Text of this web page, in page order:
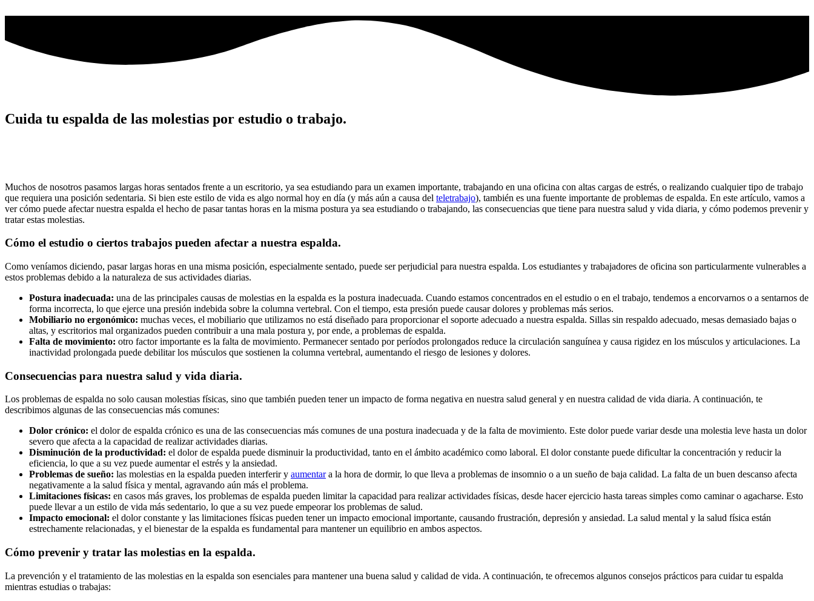
Cuida tu espalda de las molestias por estudio o trabajo.
Muchos de nosotros pasamos largas horas sentados frente a un escritorio, ya sea estudiando para un examen importante, trabajando en una oficina con altas cargas de estrés, o realizando cualquier tipo de trabajo
que requiera una posición sedentaria. Si bien este estilo de vida es algo normal hoy en día (y más aún a causa del teletrabajo), también es una fuente importante de problemas de espalda. En este artículo, vamos a
ver cómo puede afectar nuestra espalda el hecho de pasar tantas horas en la misma postura ya sea estudiando o trabajando, las consecuencias que tiene para nuestra salud y vida diaria, y cómo podemos prevenir y
tratar estas molestias.
Cómo el estudio o ciertos trabajos pueden afectar a nuestra espalda.
Como veníamos diciendo, pasar largas horas en una misma posición, especialmente sentado, puede ser perjudicial para nuestra espalda. Los estudiantes y trabajadores de oficina son particularmente vulnerables a
estos problemas debido a la naturaleza de sus actividades diarias.
Postura inadecuada: una de las principales causas de molestias en la espalda es la postura inadecuada. Cuando estamos concentrados en el estudio o en el trabajo, tendemos a encorvarnos o a sentarnos de
forma incorrecta, lo que ejerce una presión indebida sobre la columna vertebral. Con el tiempo, esta presión puede causar dolores y problemas más serios.
Mobiliario no ergonómico: muchas veces, el mobiliario que utilizamos no está diseñado para proporcionar el soporte adecuado a nuestra espalda. Sillas sin respaldo adecuado, mesas demasiado bajas o
altas, y escritorios mal organizados pueden contribuir a una mala postura y, por ende, a problemas de espalda.
Falta de movimiento: otro factor importante es la falta de movimiento. Permanecer sentado por períodos prolongados reduce la circulación sanguínea y causa rigidez en los músculos y articulaciones. La
inactividad prolongada puede debilitar los músculos que sostienen la columna vertebral, aumentando el riesgo de lesiones y dolores.
Consecuencias para nuestra salud y vida diaria.
Los problemas de espalda no solo causan molestias físicas, sino que también pueden tener un impacto de forma negativa en nuestra salud general y en nuestra calidad de vida diaria. A continuación, te
describimos algunas de las consecuencias más comunes:
Dolor crónico: el dolor de espalda crónico es una de las consecuencias más comunes de una postura inadecuada y de la falta de movimiento. Este dolor puede variar desde una molestia leve hasta un dolor
severo que afecta a la capacidad de realizar actividades diarias.
Disminución de la productividad: el dolor de espalda puede disminuir la productividad, tanto en el ámbito académico como laboral. El dolor constante puede dificultar la concentración y reducir la
eficiencia, lo que a su vez puede aumentar el estrés y la ansiedad.
Problemas de sueño: las molestias en la espalda pueden interferir y aumentara la hora de dormir, lo que lleva a problemas de insomnio o a un sueño de baja calidad. La falta de un buen descanso afecta
negativamente a la salud física y mental, agravando aún más el problema.
Limitaciones físicas: en casos más graves, los problemas de espalda pueden limitar la capacidad para realizar actividades físicas, desde hacer ejercicio hasta tareas simples como caminar o agacharse. Esto
puede llevar a un estilo de vida más sedentario, lo que a su vez puede empeorar los problemas de salud.
Impacto emocional: el dolor constante y las limitaciones físicas pueden tener un impacto emocional importante, causando frustración, depresión y ansiedad. La salud mental y la salud física están
estrechamente relacionadas, y el bienestar de la espalda es fundamental para mantener un equilibrio en ambos aspectos.
Cómo prevenir y tratar las molestias en la espalda.
La prevención y el tratamiento de las molestias en la espalda son esenciales para mantener una buena salud y calidad de vida. A continuación, te ofrecemos algunos consejos prácticos para cuidar tu espalda
mientras estudias o trabajas: